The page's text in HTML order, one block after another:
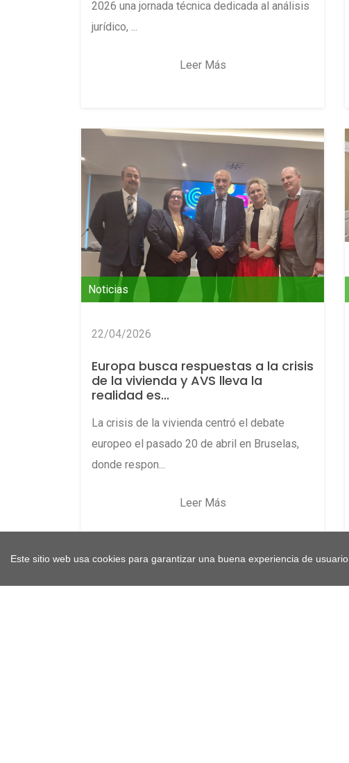
Este sitio web usa cookies para garantizar una buena experiencia de usuario.
2026 una jornada técnica dedicada al análisis
jurídico, ...
Leer Más
Noticias
22/04/2026
Europa busca respuestas a la crisis
de la vivienda y AVS lleva la
realidad es...
La crisis de la vivienda centró el debate
europeo el pasado 20 de abril en Bruselas,
donde respon...
Leer Más